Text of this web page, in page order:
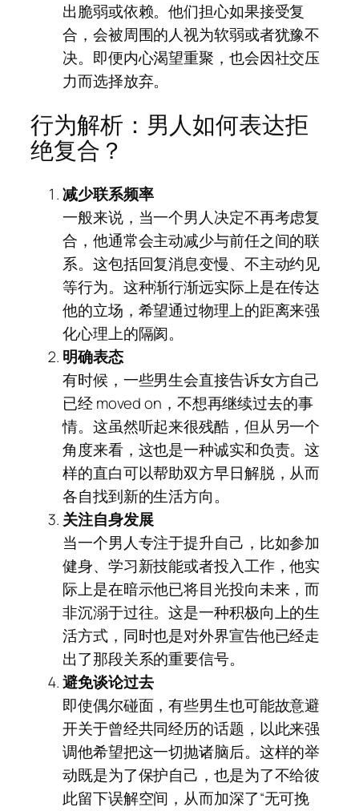
出脆弱或依赖。他们担心如果接受复
合，会被周围的人视为软弱或者犹豫不
决。即便内心渴望重聚，也会因社交压
力而选择放弃。
行为解析：男人如何表达拒
绝复合？
减少联系频率
一般来说，当一个男人决定不再考虑复
合，他通常会主动减少与前任之间的联
系。这包括回复消息变慢、不主动约见
等行为。这种渐行渐远实际上是在传达
他的立场，希望通过物理上的距离来强
化心理上的隔阂。
明确表态
有时候，一些男生会直接告诉女方自己
已经 moved on，不想再继续过去的事
情。这虽然听起来很残酷，但从另一个
角度来看，这也是一种诚实和负责。这
样的直白可以帮助双方早日解脱，从而
各自找到新的生活方向。
关注自身发展
当一个男人专注于提升自己，比如参加
健身、学习新技能或者投入工作，他实
际上是在暗示他已将目光投向未来，而
非沉溺于过往。这是一种积极向上的生
活方式，同时也是对外界宣告他已经走
出了那段关系的重要信号。
避免谈论过去
即使偶尔碰面，有些男生也可能故意避
开关于曾经共同经历的话题，以此来强
调他希望把这一切抛诸脑后。这样的举
动既是为了保护自己，也是为了不给彼
此留下误解空间，从而加深了“无可挽